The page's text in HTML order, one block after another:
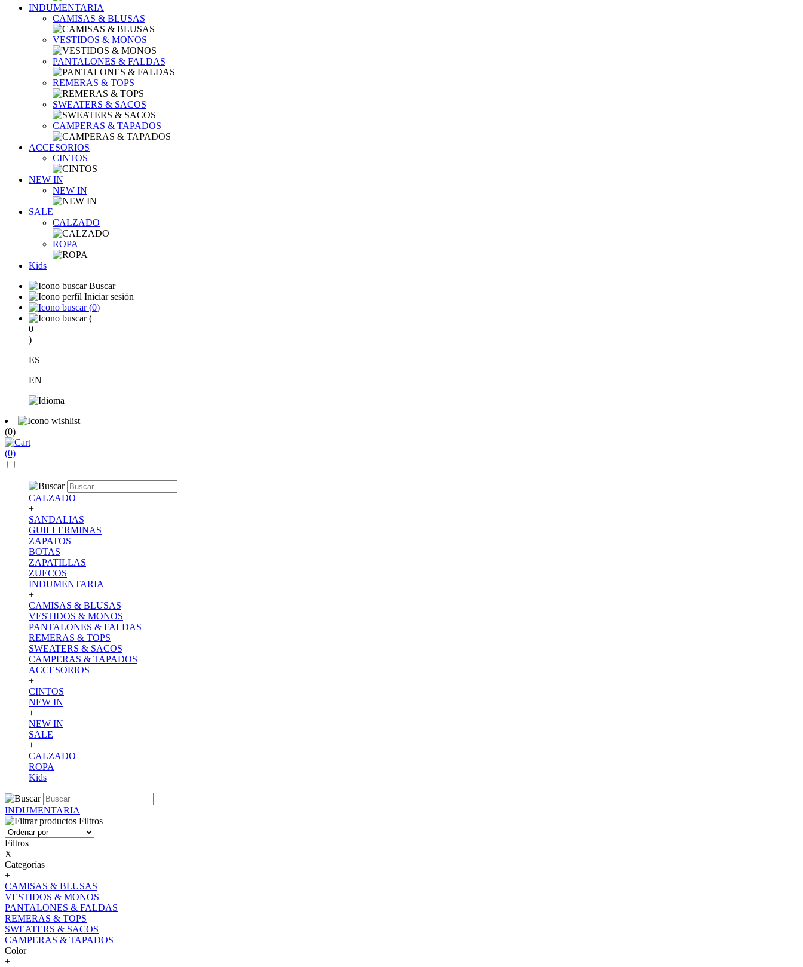
INDUMENTARIA
CAMISAS & BLUSAS
VESTIDOS & MONOS
PANTALONES & FALDAS
REMERAS & TOPS
SWEATERS & SACOS
CAMPERAS & TAPADOS
ACCESORIOS
CINTOS
NEW IN
NEW IN
SALE
CALZADO
ROPA
Kids
Buscar
Iniciar sesión
(0)
(
0
)
ES
EN
(0)
(0)
CALZADO
+
SANDALIAS
GUILLERMINAS
ZAPATOS
BOTAS
ZAPATILLAS
ZUECOS
INDUMENTARIA
+
CAMISAS & BLUSAS
VESTIDOS & MONOS
PANTALONES & FALDAS
REMERAS & TOPS
SWEATERS & SACOS
CAMPERAS & TAPADOS
ACCESORIOS
+
CINTOS
NEW IN
+
NEW IN
SALE
+
CALZADO
ROPA
Kids
INDUMENTARIA
Filtros
Filtros
X
Categorías
+
CAMISAS & BLUSAS
VESTIDOS & MONOS
PANTALONES & FALDAS
REMERAS & TOPS
SWEATERS & SACOS
CAMPERAS & TAPADOS
Color
+